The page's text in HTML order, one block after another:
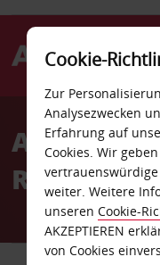
Avis
Rapids
Cookie-
Zur
Analysezwecken
Erfahrung auf
Cookies. Wir
weiter. Weitere
unseren Cookie-
AKZEPTIEREN
von Cookies